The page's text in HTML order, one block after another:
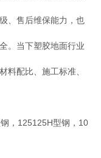
、售后维保能力，也
。当下塑胶地面行业
料配比、施工标准、
，125125H型钢，10